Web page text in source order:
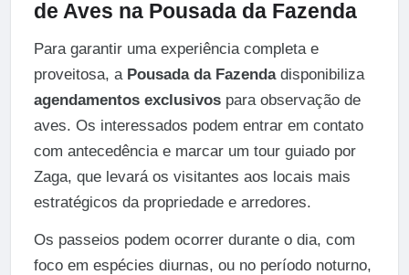
de Aves na Pousada da Fazenda
Para garantir uma experiência completa e
proveitosa, a Pousada da Fazendadisponibiliza
agendamentos exclusivospara observação de
aves. Os interessados podem entrar em contato
com antecedência e marcar um tour guiado por
Zaga, que levará os visitantes aos locais mais
estratégicos da propriedade e arredores.
Os passeios podem ocorrer durante o dia, com
foco em espécies diurnas, ou no período noturno,